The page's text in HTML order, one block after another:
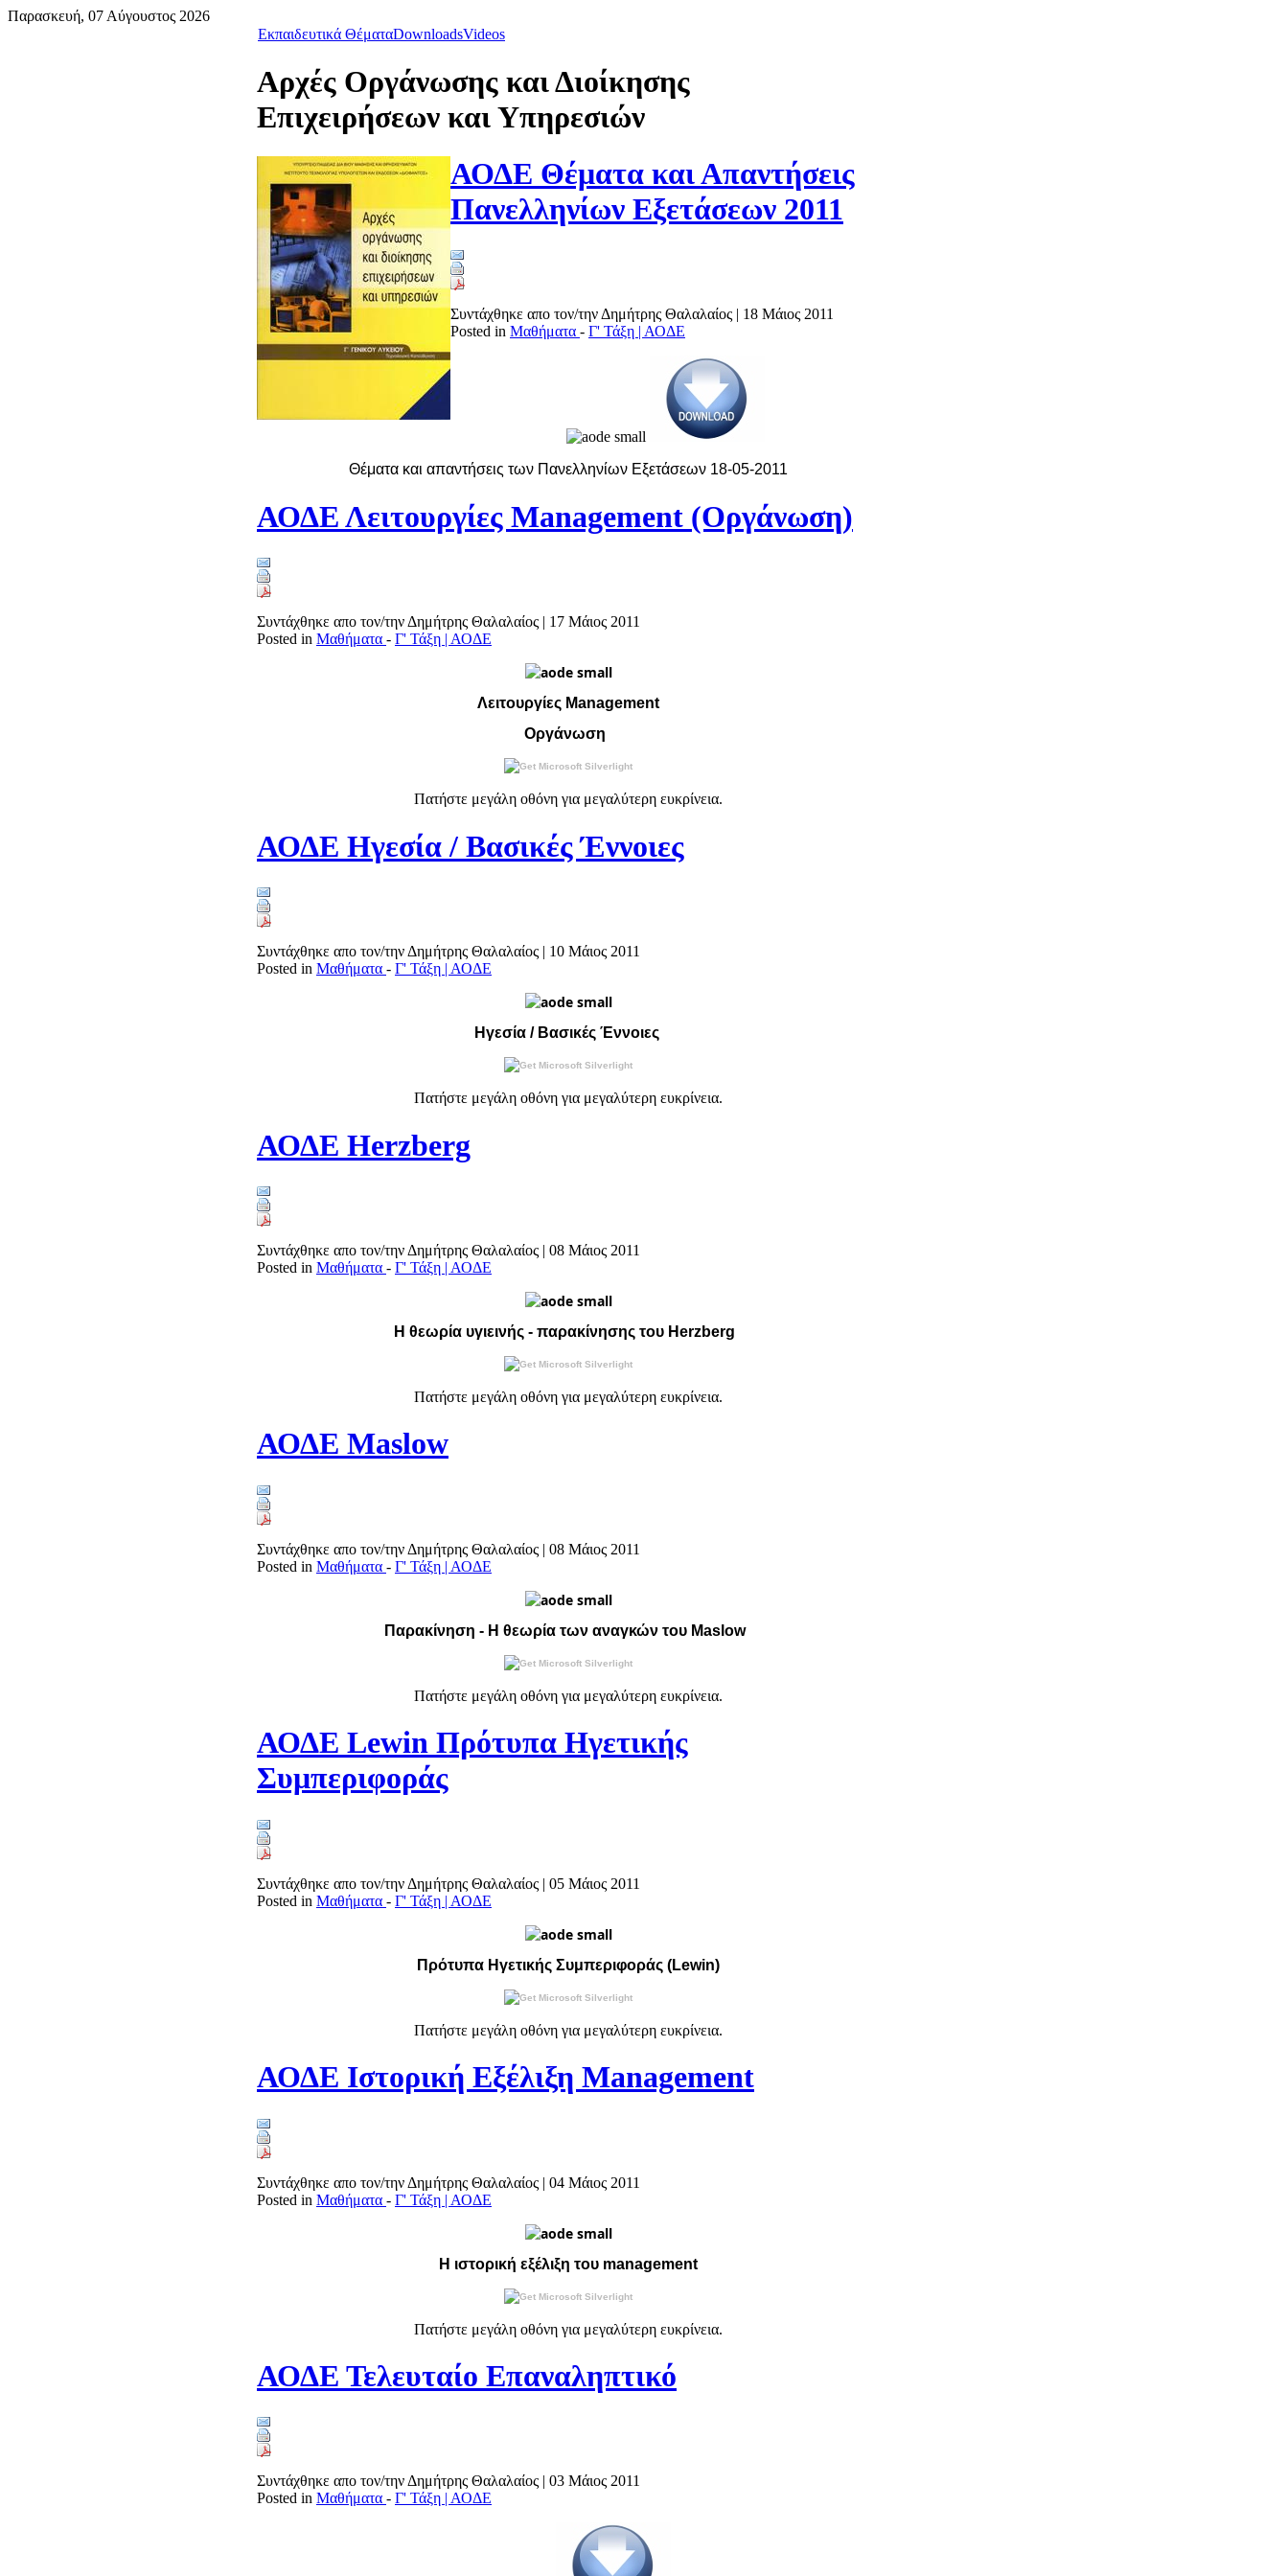
Παρασκευή, 07 Αύγουστος 2026
Εκπαιδευτικά ΘέματαDownloadsVideos
Αρχές Οργάνωσης και Διοίκησης
Επιχειρήσεων και Υπηρεσιών
ΑΟΔΕ Θέματα και Απαντήσεις
Πανελληνίων Εξετάσεων 2011
Συντάχθηκε απο τον/την Δημήτρης Θαλαλαίος | 18 Μάιος 2011
Posted in Μαθήματα - Γ' Τάξη | ΑΟΔΕ
Θέματα και απαντήσεις των Πανελληνίων Εξετάσεων 18-05-2011
ΑΟΔΕ Λειτουργίες Management (Οργάνωση)
Συντάχθηκε απο τον/την Δημήτρης Θαλαλαίος | 17 Μάιος 2011
Posted in Μαθήματα - Γ' Τάξη | ΑΟΔΕ
Λειτουργίες Management
Οργάνωση
Πατήστε μεγάλη οθόνη για μεγαλύτερη ευκρίνεια.
ΑΟΔΕ Ηγεσία / Βασικές Έννοιες
Συντάχθηκε απο τον/την Δημήτρης Θαλαλαίος | 10 Μάιος 2011
Posted in Μαθήματα - Γ' Τάξη | ΑΟΔΕ
Ηγεσία / Βασικές Έννοιες
Πατήστε μεγάλη οθόνη για μεγαλύτερη ευκρίνεια.
ΑΟΔΕ Herzberg
Συντάχθηκε απο τον/την Δημήτρης Θαλαλαίος | 08 Μάιος 2011
Posted in Μαθήματα - Γ' Τάξη | ΑΟΔΕ
Η θεωρία υγιεινής - παρακίνησης του Herzberg
Πατήστε μεγάλη οθόνη για μεγαλύτερη ευκρίνεια.
ΑΟΔΕ Maslow
Συντάχθηκε απο τον/την Δημήτρης Θαλαλαίος | 08 Μάιος 2011
Posted in Μαθήματα - Γ' Τάξη | ΑΟΔΕ
Παρακίνηση - Η θεωρία των αναγκών του Maslow
Πατήστε μεγάλη οθόνη για μεγαλύτερη ευκρίνεια.
ΑΟΔΕ Lewin Πρότυπα Ηγετικής
Συμπεριφοράς
Συντάχθηκε απο τον/την Δημήτρης Θαλαλαίος | 05 Μάιος 2011
Posted in Μαθήματα - Γ' Τάξη | ΑΟΔΕ
Πρότυπα Ηγετικής Συμπεριφοράς (Lewin)
Πατήστε μεγάλη οθόνη για μεγαλύτερη ευκρίνεια.
ΑΟΔΕ Ιστορική Εξέλιξη Management
Συντάχθηκε απο τον/την Δημήτρης Θαλαλαίος | 04 Μάιος 2011
Posted in Μαθήματα - Γ' Τάξη | ΑΟΔΕ
Η ιστορική εξέλιξη του management
Πατήστε μεγάλη οθόνη για μεγαλύτερη ευκρίνεια.
ΑΟΔΕ Τελευταίο Επαναληπτικό
Συντάχθηκε απο τον/την Δημήτρης Θαλαλαίος | 03 Μάιος 2011
Posted in Μαθήματα - Γ' Τάξη | ΑΟΔΕ